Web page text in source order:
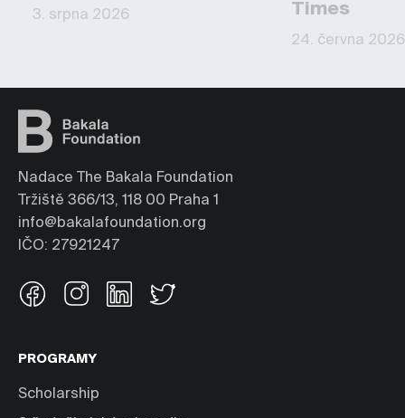
3. srpna 2026
Times
24. června 2026
Nadace The Bakala Foundation
Tržiště 366/13, 118 00 Praha 1
info@bakalafoundation.org
IČO: 27921247
PROGRAMY
Scholarship